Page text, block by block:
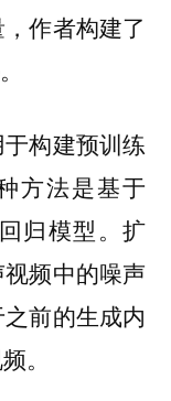
作者构建了
构建预训练
方法是基于
归模型。扩
频中的噪声
前的生成内
。